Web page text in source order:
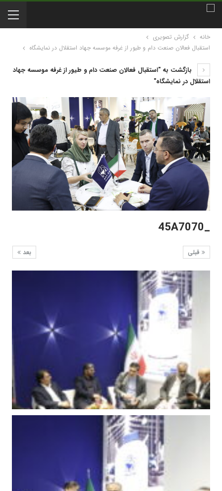
خانه
گزارش تصویری
استقبال فعالان صنعت دام و طیور از غرفه موسسه جهاد استقلال در نمایشگاه
بازگشت به "استقبال فعالان صنعت دام و طیور از غرفه موسسه جهاد
استقلال در نمایشگاه"
_45A7070
بعد قبلی